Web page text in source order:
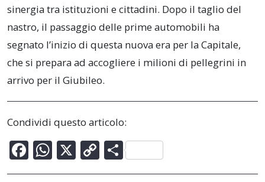
sinergia tra istituzioni e cittadini. Dopo il taglio del
nastro, il passaggio delle prime automobili ha
segnato l’inizio di questa nuova era per la Capitale,
che si prepara ad accogliere i milioni di pellegrini in
arrivo per il Giubileo.
Condividi questo articolo:
F
ac
W
h
X C
o
C
o